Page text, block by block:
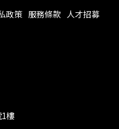
政策 服務條款 人才招募
樓